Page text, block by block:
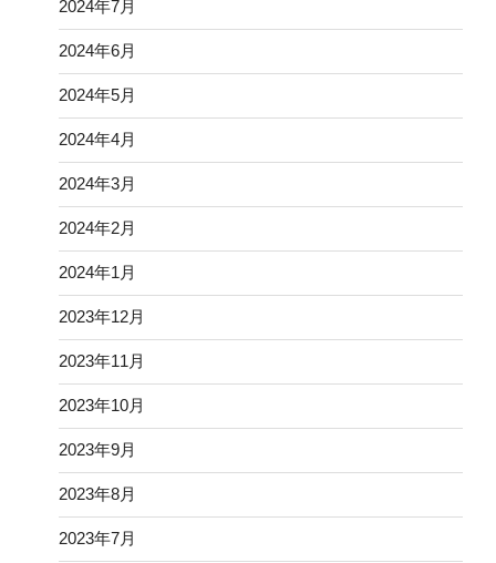
2024年7月
2024年6月
2024年5月
2024年4月
2024年3月
2024年2月
2024年1月
2023年12月
2023年11月
2023年10月
2023年9月
2023年8月
2023年7月